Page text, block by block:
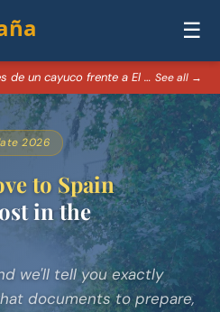
☰
Rescatan a 133 migrantes de un cayuco frente a El Hierro, Canarias See all →
2026
to Spain
in the
we'll tell you exactly
documents to prepare,